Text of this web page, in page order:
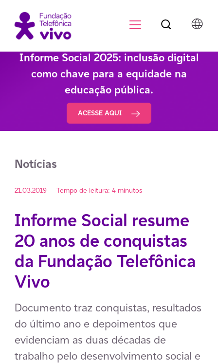
Informe Social 2025: inclusão digital
como chave para a equidade na
educação pública.
ACESSE AQUI
Notícias
21.03.2019 Tempo de leitura: 4 minutos
Informe Social resume
20 anos de conquistas
da Fundação Telefônica
Vivo
Documento traz conquistas, resultados
do último ano e depoimentos que
evidenciam as duas décadas de
trabalho pelo desenvolvimento social e
Botão de